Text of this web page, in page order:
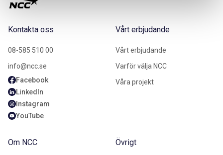
Kontakta oss
08-585 510 00
info@ncc.se
Facebook
LinkedIn
Instagram
YouTube
Vårt erbjudande
Vårt erbjudande
Varför välja NCC
Våra projekt
Om NCC Övrigt